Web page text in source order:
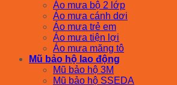
Áo mưa bộ 2 lớp
Áo mưa cánh dơi
Áo mưa trẻ em
Áo mưa tiện lợi
Áo mưa măng tô
Mũ bảo hộ lao động
Mũ bảo hộ 3M
Mũ bảo hộ SSEDA